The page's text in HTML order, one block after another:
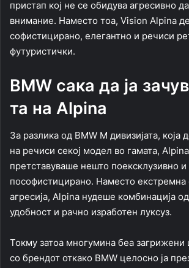
пристап кој не се обидува агресивно
внимание. Наместо тоа, Vision Alpina
софистицирано, елегантно и речиси
футуристички.
BMW сака да ја
та на Alpina
За разлика од BMW M дивизијата, која
на речиси секој модел во гамата,
претставуваше нешто поексклузивно и
пософистицирано. Наместо екстремна
агресија, Alpina нудеше комбинација
удобност и рачно изработен луксуз.
Токму затоа многумина беа загрижени
со брендот откако BMW целосно ја